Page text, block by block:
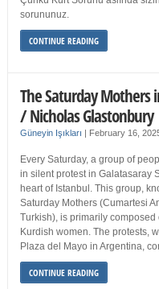
sorununuz.
CONTINUE READING
The Saturday Mothers
/ Nicholas Glastonbury
Güneyin Işıkları | February 16,
Every Saturday, a group of
in silent protest in Galatasaray
heart of Istanbul. This group,
Saturday Mothers (Cumartesi
Turkish), is primarily composed
Kurdish women. The protests,
Plaza del Mayo in Argentina,
CONTINUE READING